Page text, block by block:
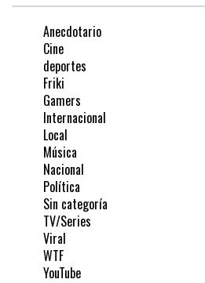
Anecdotario
Cine
deportes
Friki
Gamers
Internacional
Local
Música
Nacional
Política
Sin categoría
TV/Series
Viral
WTF
YouTube